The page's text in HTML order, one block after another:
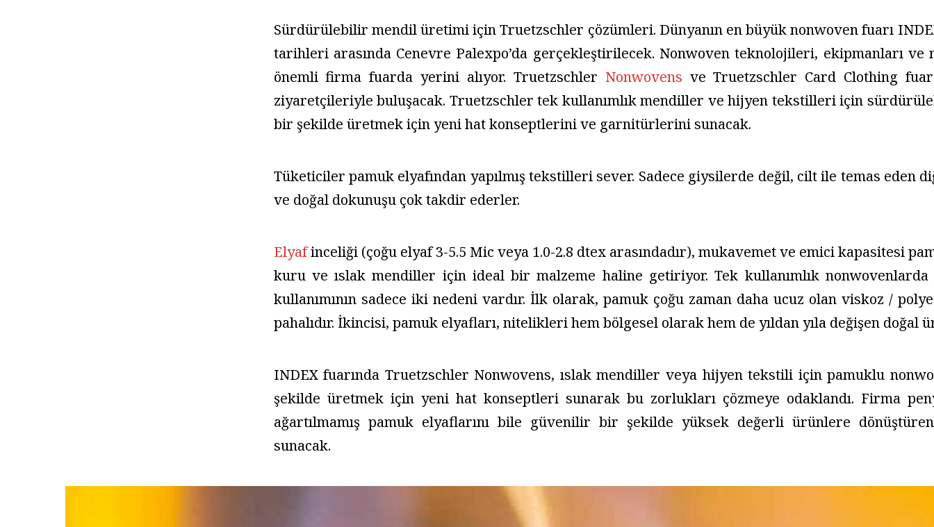
Sürdürülebilir mendil üretimi için Truetzschler çözümleri. Dünyanın en büyük nonwoven fuarı
tarihleri arasında Cenevre Palexpo’da gerçekleştirilecek. Nonwoven teknolojileri, ekipmanları
önemli firma fuarda yerini alıyor. Truetzschler Nonwovens ve Truetzschler Card Clothing
ziyaretçileriyle buluşacak. Truetzschler tek kullanımlık mendiller ve hijyen tekstilleri için
bir şekilde üretmek için yeni hat konseptlerini ve garnitürlerini sunacak.
Tüketiciler pamuk elyafından yapılmış tekstilleri sever. Sadece giysilerde değil, cilt ile temas eden
ve doğal dokunuşu çok takdir ederler.
Elyafinceliği (çoğu elyaf 3-5.5 Mic veya 1.0-2.8 dtex arasındadır), mukavemet ve emici kapasitesi
kuru ve ıslak mendiller için ideal bir malzeme haline getiriyor. Tek kullanımlık nonwovenlarda
kullanımının sadece iki nedeni vardır. İlk olarak, pamuk çoğu zaman daha ucuz olan viskoz /
pahalıdır. İkincisi, pamuk elyafları, nitelikleri hem bölgesel olarak hem de yıldan yıla değişen doğal
INDEX fuarında Truetzschler Nonwovens, ıslak mendiller veya hijyen tekstili için pamuklu
şekilde üretmek için yeni hat konseptleri sunarak bu zorlukları çözmeye odaklandı. Firma
ağartılmamış pamuk elyaflarını bile güvenilir bir şekilde yüksek değerli ürünlere
sunacak.